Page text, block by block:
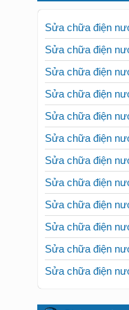
Sửa chữa điện
Sửa chữa điện
Sửa chữa điện
Sửa chữa điện
Sửa chữa điện
Sửa chữa điện
Sửa chữa điện
Sửa chữa điện
Sửa chữa điện
Sửa chữa điện
Sửa chữa điện
Sửa chữa điện